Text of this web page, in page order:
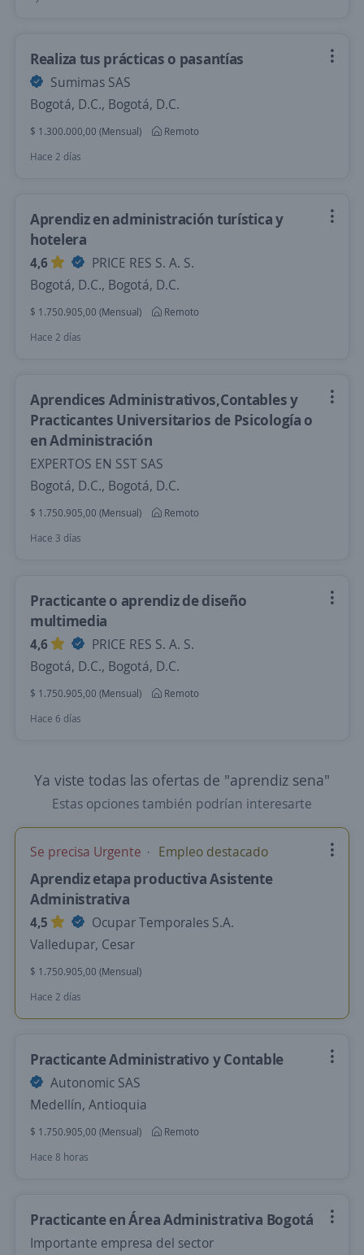
Realiza tus prácticas o pasantías
Sumimas SAS
Bogotá, D.C., Bogotá, D.C.
$ 1.300.000,00 (Mensual)
Remoto
Hace 2 días
Aprendiz en administración turística y
hotelera
4,6
PRICE RES S. A. S.
Bogotá, D.C., Bogotá, D.C.
$ 1.750.905,00 (Mensual)
Remoto
Hace 2 días
Aprendices Administrativos,Contables y
Practicantes Universitarios de Psicología o
en Administración
EXPERTOS EN SST SAS
Bogotá, D.C., Bogotá, D.C.
$ 1.750.905,00 (Mensual)
Remoto
Hace 3 días
Practicante o aprendiz de diseño
multimedia
4,6
PRICE RES S. A. S.
Bogotá, D.C., Bogotá, D.C.
$ 1.750.905,00 (Mensual)
Remoto
Hace 6 días
Ya viste todas las ofertas de "aprendiz sena"
Estas opciones también podrían interesarte
Se precisa Urgente Empleo destacado
Aprendiz etapa productiva Asistente
Administrativa
4,5
Ocupar Temporales S.A.
Valledupar, Cesar
$ 1.750.905,00 (Mensual)
Hace 2 días
Practicante Administrativo y Contable
Autonomic SAS
Medellín, Antioquia
$ 1.750.905,00 (Mensual)
Remoto
Hace 8 horas
Practicante en Área Administrativa Bogotá
Importante empresa del sector